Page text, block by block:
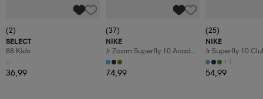
(2)
SELECT
88 Kids
36,99
(37)
NIKE
Jr Zoom Superfly 10 Acad
Fgmg
74,99
(25)
NIKE
Jr Superfly 10
+1
54,99